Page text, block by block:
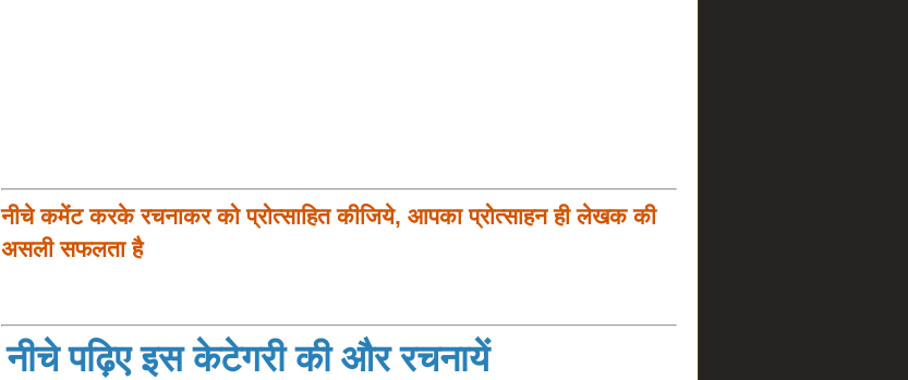
नीचे कमेंट करके रचनाकर को प्रोत्साहित कीजिये, आपका प्रोत्साहन ही लेखक की
असली सफलता है
नीचे पढ़िए इस केटेगरी की और रचनायें